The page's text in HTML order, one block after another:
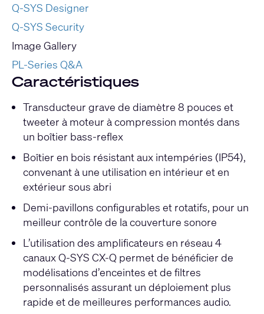
Q-SYS Designer
Q-SYS Security
Image Gallery
PL-Series Q&A
Caractéristiques
Transducteur grave de diamètre 8 pouces et
tweeter à moteur à compression montés dans
un boîtier bass-reflex
Boîtier en bois résistant aux intempéries (IP54),
convenant à une utilisation en intérieur et en
extérieur sous abri
Demi-pavillons configurables et rotatifs, pour un
meilleur contrôle de la couverture sonore
L’utilisation des amplificateurs en réseau 4
canaux Q-SYS CX-Q permet de bénéficier de
modélisations d’enceintes et de filtres
personnalisés assurant un déploiement plus
rapide et de meilleures performances audio.